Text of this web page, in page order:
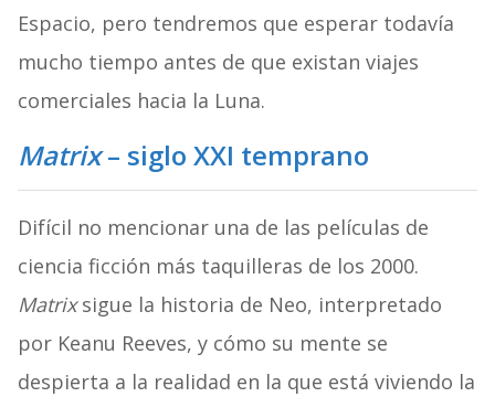
Espacio, pero tendremos que esperar todavía
mucho tiempo antes de que existan viajes
comerciales hacia la Luna.
Matrix– siglo XXI temprano
Difícil no mencionar una de las películas de
ciencia ficción más taquilleras de los 2000.
Matrixsigue la historia de Neo, interpretado
por Keanu Reeves, y cómo su mente se
despierta a la realidad en la que está viviendo la